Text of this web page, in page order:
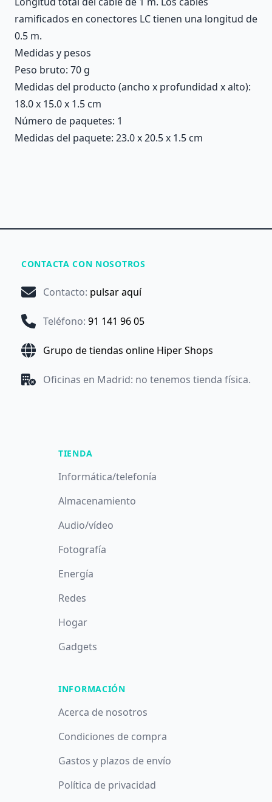
ramificados en conectores LC tienen una longitud de
0.5 m.
Medidas y pesos
Peso bruto: 70 g
Medidas del producto (ancho x profundidad x alto):
18.0 x 15.0 x 1.5 cm
Número de paquetes: 1
Medidas del paquete: 23.0 x 20.5 x 1.5 cm
CONTACTA CON NOSOTROS
Contacto: pulsar aquí
Teléfono: 91 141 96 05
Grupo de tiendas online Hiper Shops
Oficinas en Madrid: no tenemos tienda física.
TIENDA
Informática/telefonía
Almacenamiento
Audio/vídeo
Fotografía
Energía
Redes
Hogar
Gadgets
INFORMACIÓN
Acerca de nosotros
Condiciones de compra
Gastos y plazos de envío
Política de privacidad